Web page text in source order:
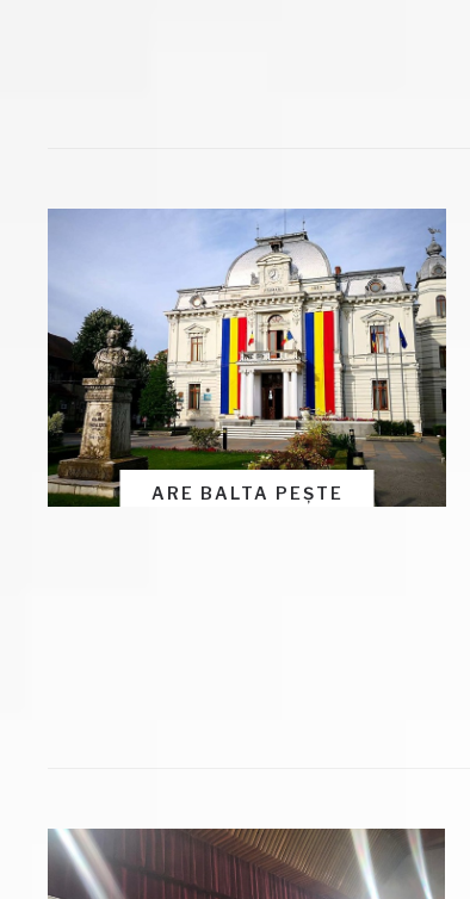
ARE BALTA PEȘTE